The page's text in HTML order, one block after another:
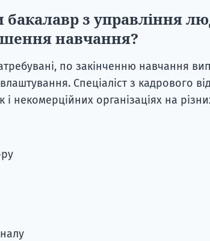
з управління
навчання?
по закінченню навчання
Спеціаліст з кадрового
некомерційних організаціях на